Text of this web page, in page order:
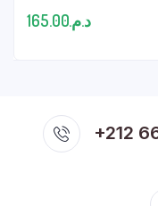
د.م.165.00
+212